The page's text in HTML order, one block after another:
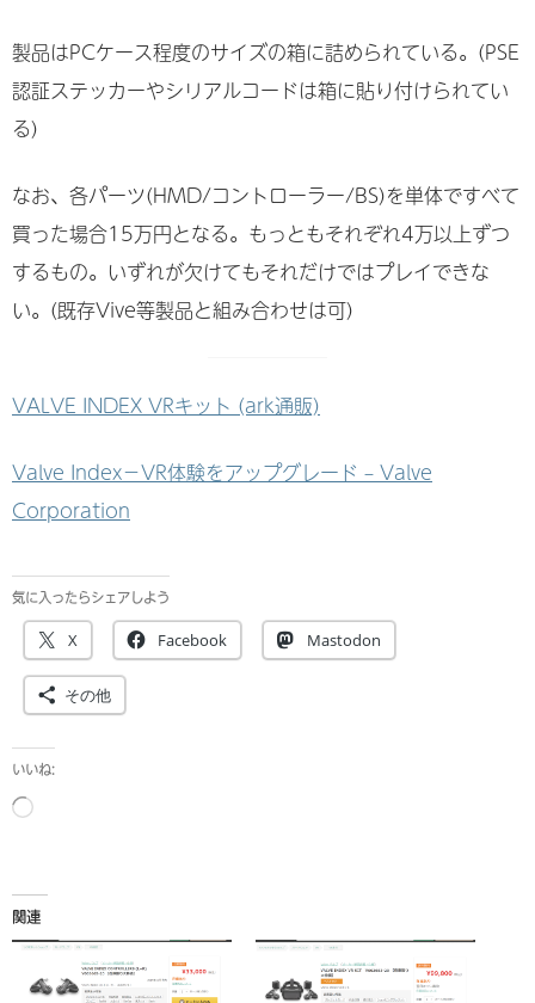
製品はPCケース程度のサイズの箱に詰められている。(PSE
認証ステッカーやシリアルコードは箱に貼り付けられてい
る)
なお、各パーツ(HMD/コントローラー/BS)を単体ですべて
買った場合15万円となる。もっともそれぞれ4万以上ずつ
するもの。いずれが欠けてもそれだけではプレイできな
い。(既存Vive等製品と組み合わせは可)
VALVE INDEX VRキット (ark通販)
Valve Index－VR体験をアップグレード – Valve
Corporation
気に入ったらシェアしよう
X Facebook Mastodon
その他
いいね:
読
み
中…
関連